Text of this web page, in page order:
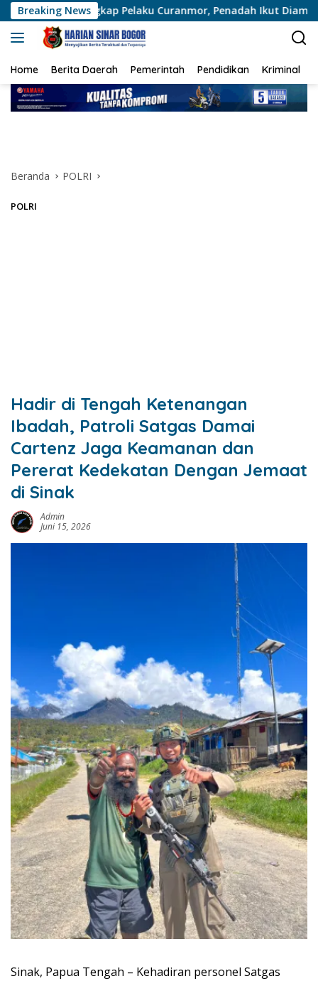
Langsung
ke
konten
Breaking News
Pelaku Curanmor, Penadah Ikut Diamankan Brimob
Home Berita Daerah Pemerintah Pendidikan Kriminal
Beranda POLRI
POLRI
Hadir di Tengah Ketenangan
Ibadah, Patroli Satgas Damai
Cartenz Jaga Keamanan dan
Pererat Kedekatan Dengan Jemaat
di Sinak
Admin
Juni 15, 2026
Sinak, Papua Tengah – Kehadiran personel Satgas